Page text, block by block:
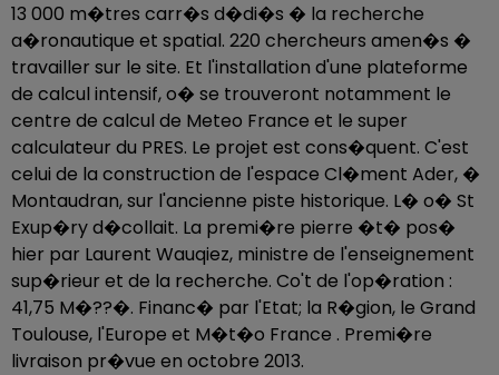
13 000 m�tres carr�s d�di�s � la recherche
a�ronautique et spatial. 220 chercheurs amen�s �
travailler sur le site. Et l'installation d'une plateforme
de calcul intensif, o� se trouveront notamment le
centre de calcul de Meteo France et le super
calculateur du PRES. Le projet est cons�quent. C'est
celui de la construction de l'espace Cl�ment Ader, �
Montaudran, sur l'ancienne piste historique. L� o� St
Exup�ry d�collait. La premi�re pierre �t� pos�
hier par Laurent Wauqiez, ministre de l'enseignement
sup�rieur et de la recherche. Co't de l'op�ration :
41,75 M�??�. Financ� par l'Etat; la R�gion, le Grand
Toulouse, l'Europe et M�t�o France . Premi�re
livraison pr�vue en octobre 2013.